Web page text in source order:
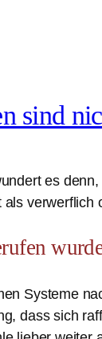
sind
es
verwerflich
Systeme
dass sich